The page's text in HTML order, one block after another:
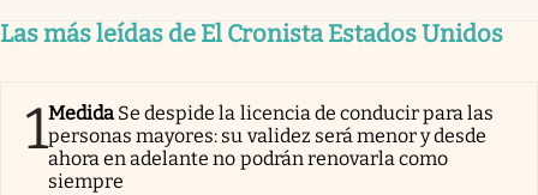
Las más leídas de El Cronista Estados Unidos
1Medida Se despide la licencia de conducir para las
personas mayores: su validez será menor y desde
ahora en adelante no podrán renovarla como
siempre